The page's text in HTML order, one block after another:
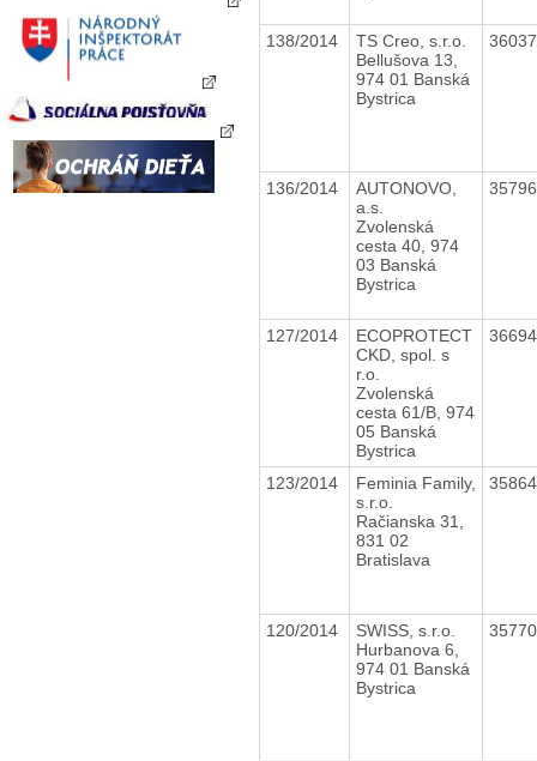
138/2014
TS Creo, s.r.o.
Bellušova 13,
974 01 Banská
Bystrica
136/2014
AUTONOVO,
a.s.
Zvolenská
cesta 40, 974
03 Banská
Bystrica
127/2014
ECOPROTECT
CKD, spol. s
r.o.
Zvolenská
cesta 61/B, 974
05 Banská
Bystrica
123/2014
Feminia Family,
s.r.o.
Račianska 31,
831 02
Bratislava
120/2014
SWISS, s.r.o.
Hurbanova 6,
974 01 Banská
Bystrica